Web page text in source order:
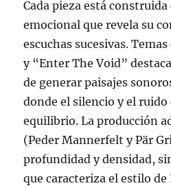
Cada pieza está
emocional que revela su
escuchas sucesivas.
y “Enter The Void”
de generar paisajes
donde el silencio y el
equilibrio. La producción
(Peder Mannerfelt y Pär
profundidad y densidad,
que caracteriza el estilo de